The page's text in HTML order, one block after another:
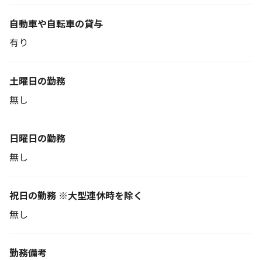
自動車や自転車の貸与
有り
土曜日の勤務
無し
日曜日の勤務
無し
祝日の勤務 ※大型連休時を除く
無し
勤務備考